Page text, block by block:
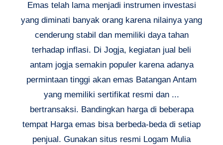
Emas telah lama menjadi instrumen investasi
yang diminati banyak orang karena nilainya yang
cenderung stabil dan memiliki daya tahan
terhadap inflasi. Di Jogja, kegiatan jual beli
antam jogja semakin populer karena adanya
permintaan tinggi akan emas Batangan Antam
yang memiliki sertifikat resmi dan ...
bertransaksi. Bandingkan harga di beberapa
tempat Harga emas bisa berbeda-beda di setiap
penjual. Gunakan situs resmi Logam Mulia